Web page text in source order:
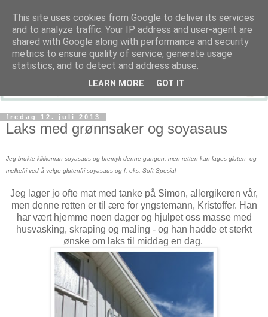
fredag 12. juli 2013
Laks med grønnsaker og soyasaus
Jeg brukte kikkoman soyasaus og bremyk denne gangen, men retten kan lages gluten- og
melkefri ved å velge glutenfri soyasaus og f. eks. Soft Spesial
Jeg lager jo ofte mat med tanke på Simon, allergikeren vår,
men denne retten er til ære for yngstemann, Kristoffer. Han
har vært hjemme noen dager og hjulpet oss masse med
husvasking, skraping og maling - og han hadde et sterkt
ønske om laks til middag en dag.
This site uses cookies from Google to deliver its services
and to analyze traffic. Your IP address and user-agent are
shared with Google along with performance and security
metrics to ensure quality of service, generate usage
statistics, and to detect and address abuse.
LEARN MORE GOT IT